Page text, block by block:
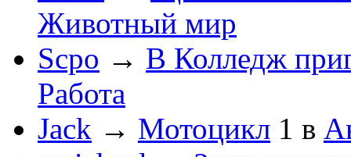
Животный мир
Scpo → В Колледж
Работа
Jack → Мотоцикл 1 в